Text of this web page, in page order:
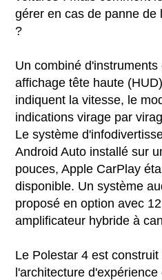
gérer en cas de panne de
?
Un combiné
affichage tête haute
indiquent la vitesse, le
indications virage par
Le système
Android Auto installé sur
pouces, Apple CarPlay
disponible. Un système
proposé en option avec
amplificateur hybride à
Le Polestar 4 est
l'architecture